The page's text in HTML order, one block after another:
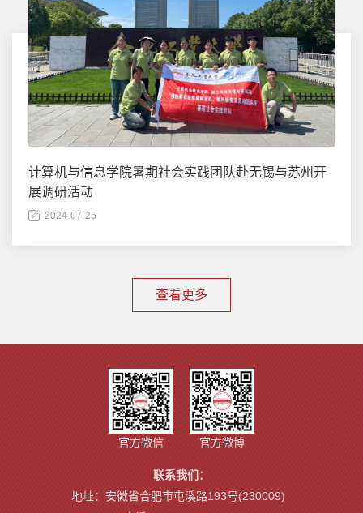
计算机与信息学院暑期社会实践团队赴无锡与苏州开
展调研活动
2024-07-25
查看更多
官方微信 官方微博
联系我们：
地址：安徽省合肥市屯溪路193号(230009)